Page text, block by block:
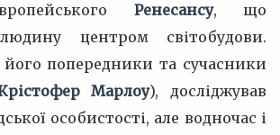
Ренесансу, що
центром світобудови.
попередники та сучасники
Марлоу), досліджував
особистості, але водночас і